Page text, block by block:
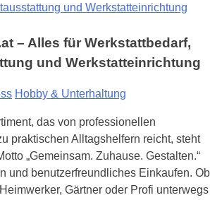
und Werkstatteinrichtung
– Alles für Werkstattbedarf,
und Werkstatteinrichtung
Hobby & Unterhaltung
das von professionellen
praktischen Alltagshelfern reicht, steht
„Gemeinsam. Zuhause. Gestalten.“
und benutzerfreundliches Einkaufen. Ob
Gärtner oder Profi unterwegs